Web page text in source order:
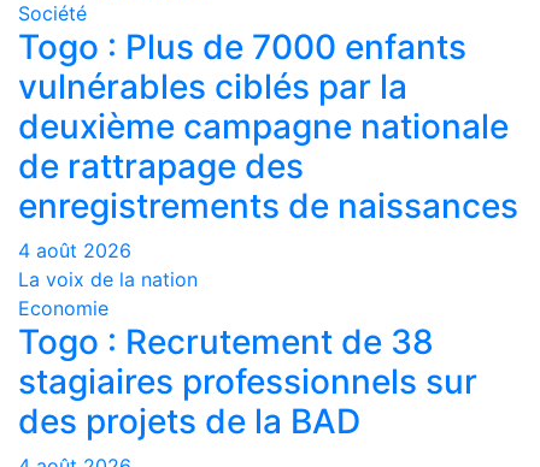
Société
Togo : Plus de 7000 enfants
vulnérables ciblés par la
deuxième campagne nationale
de rattrapage des
enregistrements de naissances
4 août 2026
La voix de la nation
Economie
Togo : Recrutement de 38
stagiaires professionnels sur
des projets de la BAD